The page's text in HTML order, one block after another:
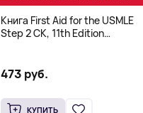
Книга First Aid for the USMLE
Step 2 CK, 11th Edition
473 руб.
КУПИТЬ